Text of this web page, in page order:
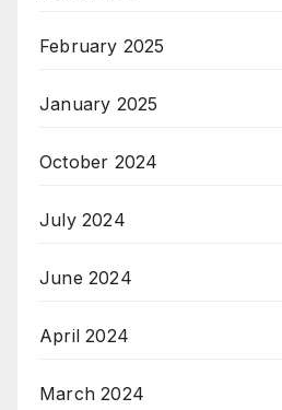
February 2025
January 2025
October 2024
July 2024
June 2024
April 2024
March 2024